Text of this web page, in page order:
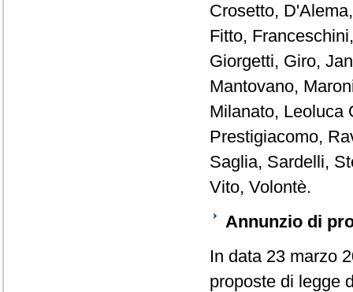
Crosetto,
Fitto,
Giorgetti, Giro,
Mantovano,
Milanato, Leoluca
Prestigiacomo,
Saglia, Sardelli,
Vito, Volontè.
Annunzio di
In data 23 marzo
proposte di legge